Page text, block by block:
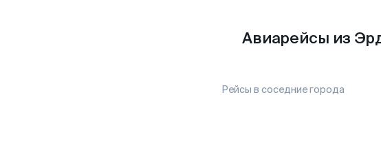
Авиарейсы из
Рейсы в соседние города